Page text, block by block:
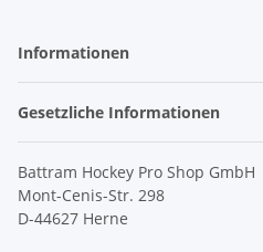
Informationen
Gesetzliche Informationen
Battram Hockey Pro Shop GmbH
Mont-Cenis-Str. 298
D-44627 Herne